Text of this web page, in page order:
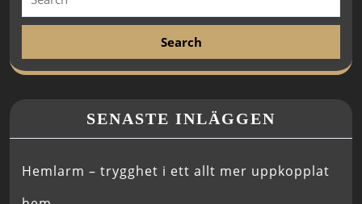
SENASTE INLÄGGEN
Hemlarm – trygghet i ett allt mer uppkopplat